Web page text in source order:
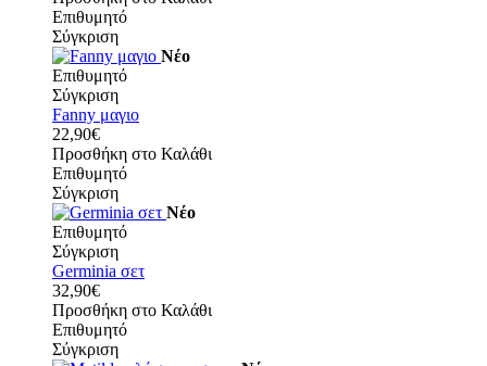
Επιθυμητό
Σύγκριση
Νέο
Επιθυμητό
Σύγκριση
Fanny μαγιο
22,90€
Προσθήκη στο Καλάθι
Επιθυμητό
Σύγκριση
Νέο
Επιθυμητό
Σύγκριση
Germinia σετ
32,90€
Προσθήκη στο Καλάθι
Επιθυμητό
Σύγκριση